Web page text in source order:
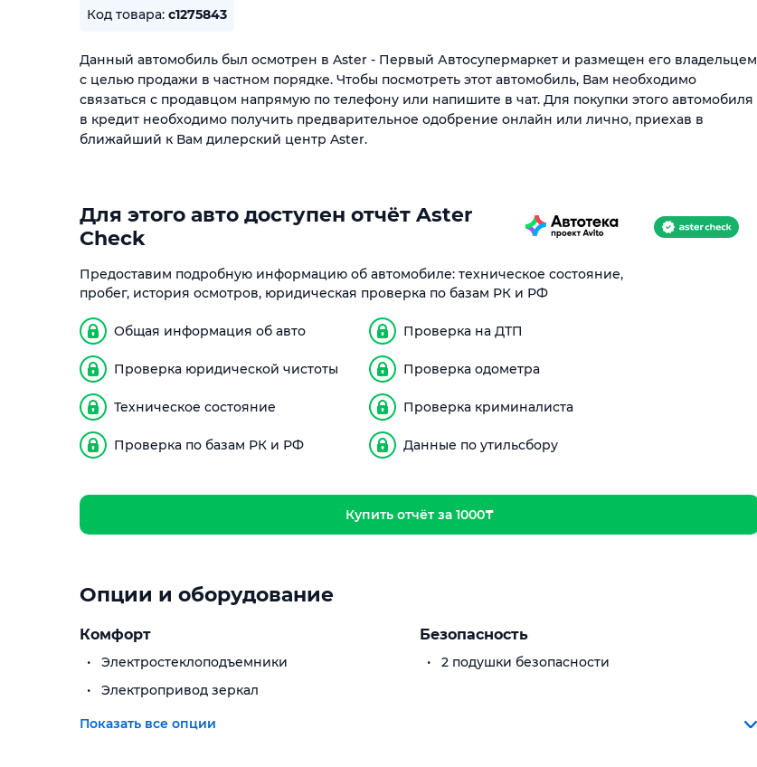
Код товара: c1275843
Данный автомобиль был осмотрен в Aster - Первый Автосупермаркет и размещен его владельцем
с целью продажи в частном порядке. Чтобы посмотреть этот автомобиль, Вам необходимо
связаться с продавцом напрямую по телефону или напишите в чат. Для покупки этого автомобиля
в кредит необходимо получить предварительное одобрение онлайн или лично, приехав в
ближайший к Вам дилерский центр Aster.
Для этого авто доступен отчёт Aster
Check
Предоставим подробную информацию об автомобиле: техническое состояние,
пробег, история осмотров, юридическая проверка по базам РК и РФ
Общая информация об авто Проверка на ДТП
Проверка юридической чистоты Проверка одометра
Техническое состояние Проверка криминалиста
Проверка по базам РК и РФ Данные по утильсбору
Купить отчёт за 1000₸
Опции и оборудование
Комфорт
Электростеклоподъемники
Электропривод зеркал
Безопасность
2 подушки безопасности
Показать все опции